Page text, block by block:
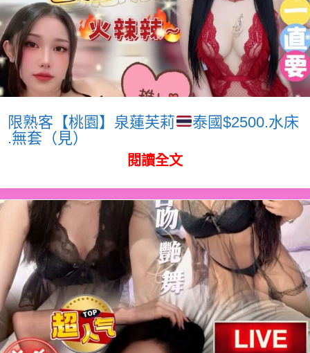
限熟客【桃園】泉蓮芙莉
泰國$2500.水床
.無套（見）
閱讀全文